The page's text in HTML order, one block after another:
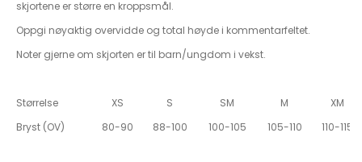
skjortene er større en kroppsmål.
Oppgi nøyaktig overvidde og total høyde i kommentarfeltet.
Noter gjerne om skjorten er til barn/ungdom i vekst.
Størrelse XS S SM M
XM
Bryst (OV)
80-90 88-100 100-105 105-110 110-115